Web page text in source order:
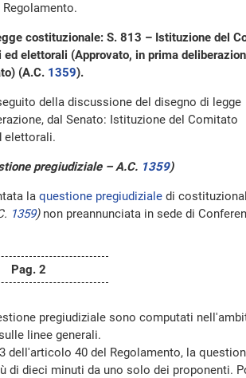
costituzionale: S. 813 – Istituzione del
elettorali (Approvato, in prima
(A.C. 1359).
della discussione del disegno di legge
dal Senato: Istituzione del Comitato
elettorali.
pregiudiziale – A.C. 1359)
la questione pregiudiziale di
1359)non preannunciata in sede di
Pag. 2
pregiudiziale sono computati
linee generali.
40 del Regolamento, la
di dieci minuti da uno solo dei proponenti.